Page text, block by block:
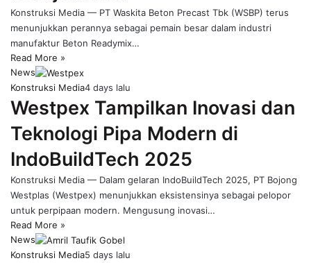
Konstruksi Media — PT Waskita Beton Precast Tbk (WSBP) terus
menunjukkan perannya sebagai pemain besar dalam industri
manufaktur Beton Readymix…
Read More »
News
Konstruksi Media4 days lalu
Westpex Tampilkan Inovasi dan
Teknologi Pipa Modern di
IndoBuildTech 2025
Konstruksi Media — Dalam gelaran IndoBuildTech 2025, PT Bojong
Westplas (Westpex) menunjukkan eksistensinya sebagai pelopor
untuk perpipaan modern. Mengusung inovasi…
Read More »
News
Konstruksi Media5 days lalu